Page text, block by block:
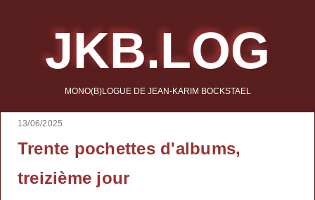
JKB.LOG
MONO(B)LOGUE DE JEAN-KARIM BOCKSTAEL
13/06/2025
Trente pochettes d'albums,
treizième jour